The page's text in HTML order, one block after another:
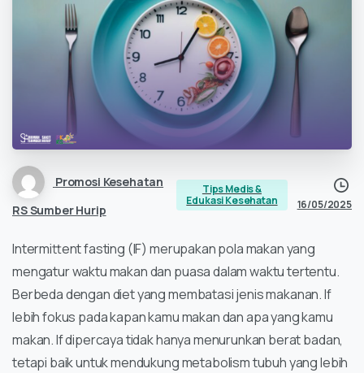
Promosi Kesehatan
RS Sumber Hurip
Tips Medis &
Edukasi Kesehatan
16/05/2025
Intermittent fasting (IF) merupakan pola makan yang
mengatur waktu makan dan puasa dalam waktu tertentu.
Berbeda dengan diet yang membatasi jenis makanan. If
lebih fokus pada kapan kamu makan dan apa yang kamu
makan. If dipercaya tidak hanya menurunkan berat badan,
tetapi baik untuk mendukung metabolism tubuh yang lebih